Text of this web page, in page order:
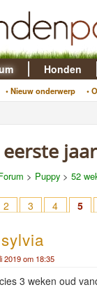
• Nieuw onderwerp •
Honden
eerste
> Puppy > 52
2 3 4 5
sylvia
2019 om 18:35
3 weken oud